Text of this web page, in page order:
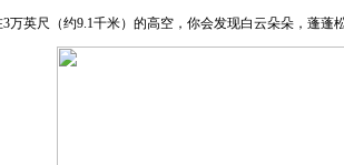
英尺（约9.1千米）的高空，你会发现白云朵朵，蓬蓬